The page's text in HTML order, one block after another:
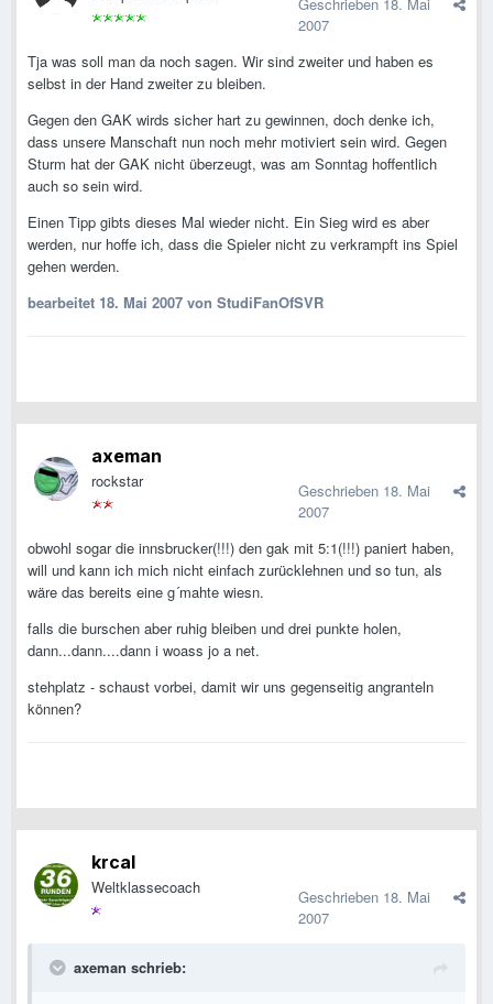
Geschrieben 18. Mai
2007
Tja was soll man da noch sagen. Wir sind zweiter und haben es
selbst in der Hand zweiter zu bleiben.
Gegen den GAK wirds sicher hart zu gewinnen, doch denke ich,
dass unsere Manschaft nun noch mehr motiviert sein wird. Gegen
Sturm hat der GAK nicht überzeugt, was am Sonntag hoffentlich
auch so sein wird.
Einen Tipp gibts dieses Mal wieder nicht. Ein Sieg wird es aber
werden, nur hoffe ich, dass die Spieler nicht zu verkrampft ins Spiel
gehen werden.
bearbeitet 18. Mai 2007 von StudiFanOfSVR
axeman
rockstar Geschrieben 18. Mai
2007
obwohl sogar die innsbrucker(!!!) den gak mit 5:1(!!!) paniert haben,
will und kann ich mich nicht einfach zurücklehnen und so tun, als
wäre das bereits eine g´mahte wiesn.
falls die burschen aber ruhig bleiben und drei punkte holen,
dann...dann....dann i woass jo a net.
stehplatz - schaust vorbei, damit wir uns gegenseitig angranteln
können?
krcal
Weltklassecoach Geschrieben 18. Mai
2007
axeman schrieb: